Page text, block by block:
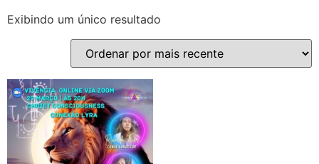
Exibindo um único resultado